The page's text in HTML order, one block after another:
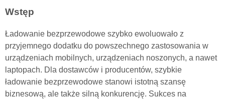
Wstęp
Ładowanie bezprzewodowe szybko ewoluowało z
przyjemnego dodatku do powszechnego zastosowania w
urządzeniach mobilnych, urządzeniach noszonych, a nawet
laptopach. Dla dostawców i producentów, szybkie
ładowanie bezprzewodowe stanowi istotną szansę
biznesową, ale także silną konkurencję. Sukces na